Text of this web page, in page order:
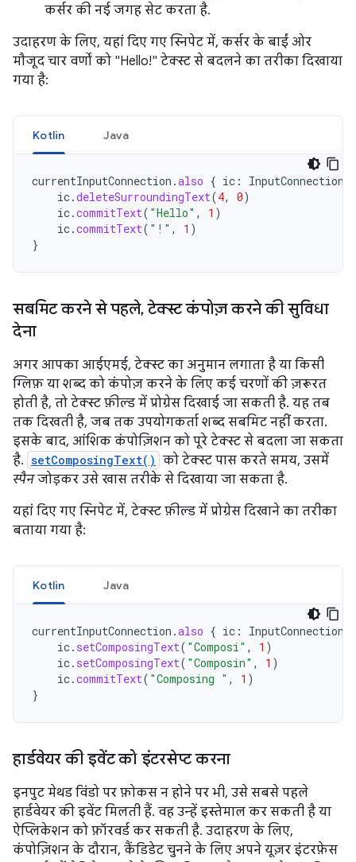
कर्सर की नई जगह सेट करता है.
उदाहरण के लिए, यहां दिए गए स्निपेट में, कर्सर के बाईं ओर
मौजूद चार वर्णों को "Hello!" टेक्स्ट से बदलने का तरीका दिखाया
गया है:
Kotlin Java
currentInputConnection .also { ic : InputConnection
ic.deleteSurroundingText(4, 0)
ic.commitText( "Hello" , 1 )
ic.commitText( "!" , 1 )
}
सबमिट करने से पहले,टेक्स्ट कंपोज़ करने की सुविधा
देना
अगर आपका आईएमई, टेक्स्ट का अनुमान लगाता है या किसी
ग्लिफ़ या शब्द को कंपोज़ करने के लिए कई चरणों की ज़रूरत
होती है, तो टेक्स्ट फ़ील्ड में प्रोग्रेस दिखाई जा सकती है. यह तब
तक दिखती है, जब तक उपयोगकर्ता शब्द सबमिट नहीं करता.
इसके बाद, आंशिक कंपोज़िशन को पूरे टेक्स्ट से बदला जा सकता
है. setComposingText() को टेक्स्ट पास करते समय, उसमें
स्पैनजोड़कर उसे खास तरीके से दिखाया जा सकता है.
यहां दिए गए स्निपेट में, टेक्स्ट फ़ील्ड में प्रोग्रेस दिखाने का तरीका
बताया गया है:
Kotlin Java
currentInputConnection .also { ic : InputConnection
ic. setComposingText( "Composi" , 1 )
ic. setComposingText( "Composin" , 1 )
ic.commitText( "Composing " , 1 )
}
हार्डवेयर की इवेंट को इंटरसेप्ट करना
इनपुट मेथड विंडो पर फ़ोकस न होने पर भी, उसे सबसे पहले
हार्डवेयर की इवेंट मिलती हैं. वह उन्हें इस्तेमाल कर सकती है या
ऐप्लिकेशन को फ़ॉरवर्ड कर सकती है. उदाहरण के लिए,
कंपोज़िशन के दौरान, कैंडिडेट चुनने के लिए अपने यूज़र इंटरफ़ेस